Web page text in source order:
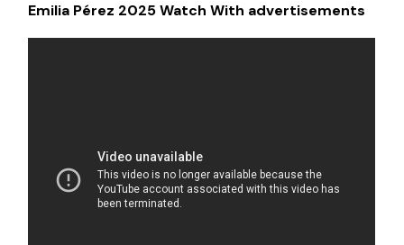
Emilia Pérez 2025 Watch With advertisements